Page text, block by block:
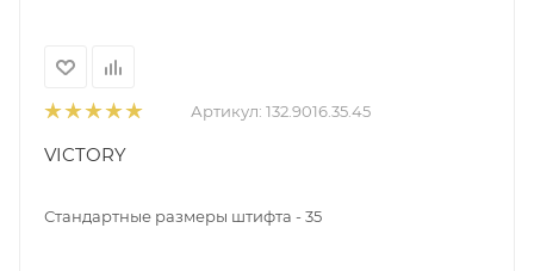
Артикул: 132.9016.35.45
VICTORY
Стандартные размеры штифта - 35